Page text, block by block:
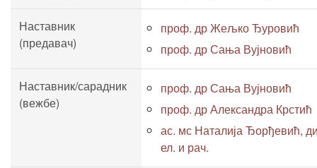
Наставник
(предавач)
проф. др Жељко Ђуровић
проф. др Сања Вујновић
Наставник/сарадник
(вежбе)
проф. др Сања Вујновић
проф. др Александра Крстић
ас. мс Наталија Ђорђевић,
ел. и рач.